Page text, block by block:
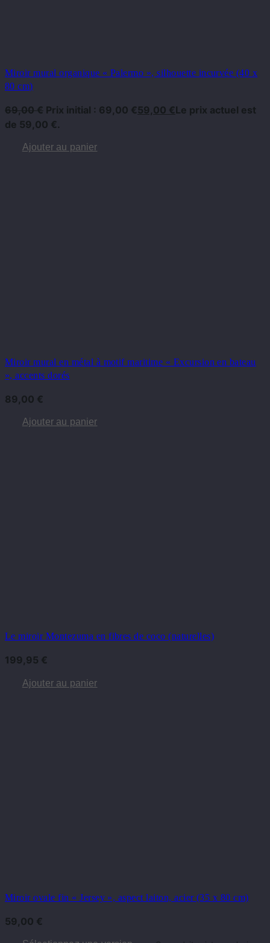
Miroir mural organique « Palermo », silhouette incurvée (40 x
80 cm)
69,00€ Prix ​​initial : 69,00 €59,00 €Le prix actuel est
de 59,00 €.
Ajouter au panier
Miroir mural en métal à motif maritime « Excursion en bateau
», accents dorés
89,00 €
Ajouter au panier
Le miroir Montezuma en fibres de coco (naturelles)
199,95 €
Ajouter au panier
Miroir ovale fin « Jersey », aspect laiton, acier (35 x 80 cm)
59,00 €